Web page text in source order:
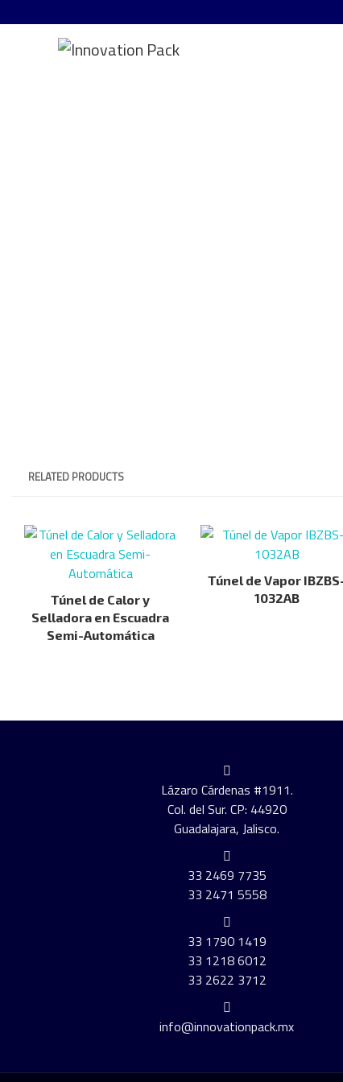
RELATED PRODUCTS
Túnel de Calor y
Selladora en Escuadra
Semi-Automática
Túnel de Vapor
1032AB
Lázaro Cárdenas #1911.
Col. del Sur. CP: 44920
Guadalajara, Jalisco.
33 2469 7735
33 2471 5558
33 1790 1419
33 1218 6012
33 2622 3712
info@innovationpack.mx